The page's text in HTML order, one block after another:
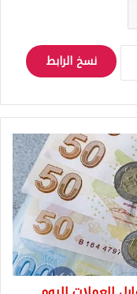
نسخ الرابط